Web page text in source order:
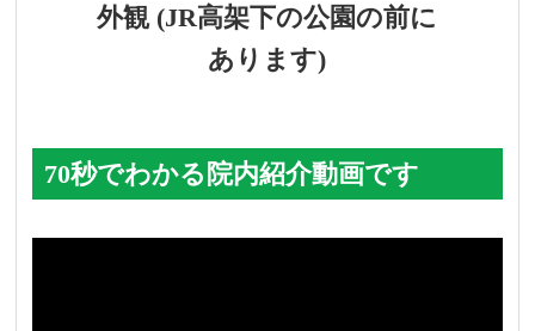
外観 (JR高架下の公園の前に
あります)
70秒でわかる院内紹介動画です